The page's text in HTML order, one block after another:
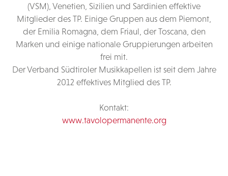
(VSM), Venetien, Sizilien und Sardinien effektive
Mitglieder des TP. Einige Gruppen aus dem Piemont,
der Emilia Romagna, dem Friaul, der Toscana, den
Marken und einige nationale Gruppierungen arbeiten
frei mit.
Der Verband Südtiroler Musikkapellen ist seit dem Jahre
2012 effektives Mitglied des TP.
Kontakt:
www.tavolopermanente.org